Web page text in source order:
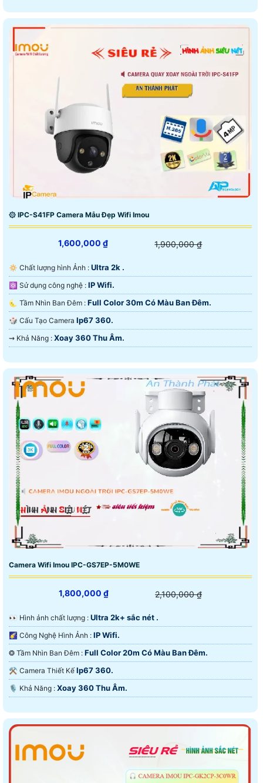
۞ IPC-S41FP Camera Mẫu Đẹp Wifi Imou
1,600,000 ₫ 1,900,000 ₫
🔅 Chất lượng hình Ảnh : Ultra 2k .
⚛️ Sử dụng công nghệ : IP Wifi.
🌜 Tầm Nhìn Ban Đêm : Full Color 30m Có Màu Ban Đêm.
🎲 Cấu Tạo Camera Ip67 360.
️⇝ Khả Năng : Xoay 360 Thu Âm.
Camera Wifi Imou IPC-GS7EP-5M0WE
1,800,000 ₫ 2,100,000 ₫
️👀 Hình ảnh chất lượng : Ultra 2k+ sắc nét .
🌠 Công Nghệ Hình Ảnh : IP Wifi.
❂ Tầm Nhìn Ban Đêm : Full Color 20m Có Màu Ban Đêm.
⚒ Camera Thiết Kế Ip67 360.
️🎙 Khả Năng : Xoay 360 Thu Âm.